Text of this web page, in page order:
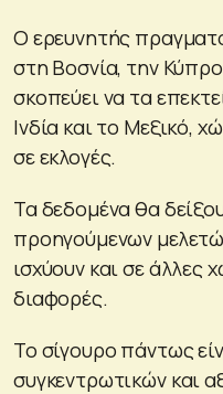
Ο ερευνητής
στη Βοσνία, την
σκοπεύει να τα
Ινδία και το Μεξικό,
σε εκλογές.
Τα δεδομένα θα
προηγούμενων
ισχύουν και σε άλλες
διαφορές.
Το σίγουρο πάντως
συγκεντρωτικών και